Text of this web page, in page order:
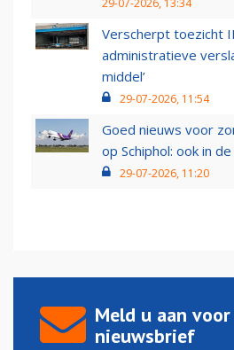
29-07-2026, 13:34
Verscherpt toezicht
administratieve
middel’
29-07-2026, 11:54
Goed nieuws voor
op Schiphol: ook in
29-07-2026, 11:20
Meld u aan
nieuwsbrief